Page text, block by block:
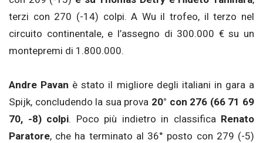
terzi con 270 (-14) colpi. A Wu il trofeo, il terzo nel
circuito continentale, e l’assegno di 300.000 € su un
montepremi di 1.800.000.
Andre Pavan è stato il migliore degli italiani in gara a
Spijk, concludendo la sua prova 20° con 276 (66 71 69
70, -8) colpi. Poco più indietro in classifica Renato
Paratore, che ha terminato al 36° posto con 279 (-5)